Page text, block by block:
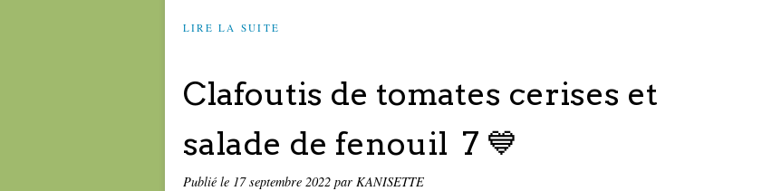
LIRE LA SUITE
Clafoutis de tomates cerises et
salade de fenouil 7 💙
Publié le 17 septembre 2022 par KANISETTE